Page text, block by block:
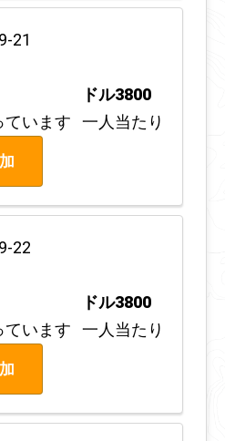
21
ています
ドル3800
一人当たり
22
ています
ドル3800
一人当たり